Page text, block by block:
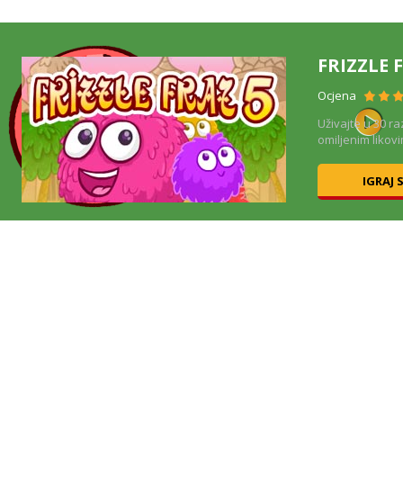
FRIZZLE
Ocjena
Uživajte u 30
omiljenim
IGRAJ